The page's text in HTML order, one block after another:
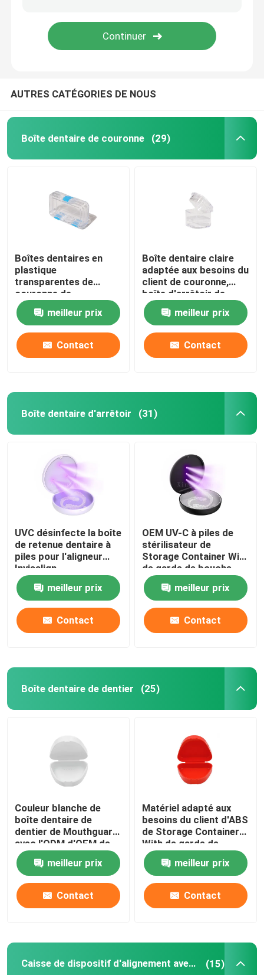
Maison
Produits
Au sujet de nous
Visite d'usine
Contrôle de qualité
Contactez-nous
Demandez une citation
Boîte dentaire de couronne
Boîte dentaire de dentier
AUTRES CATÉGORIES DE NOUS
Boîte dentaire de couronne (29)
Boîtes dentaires en
plastique
transparentes de
couronne de
laboratoire avec le
matériel de film de la
picoseconde TPU
meilleur prix
Contact
Boîte dentaire claire
adaptée aux besoins du
client de couronne,
boîte d'arrêtoir de
dents de 1 pouce pour
le laboratoire dentaire
meilleur prix
Contact
Boîte dentaire d'arrêtoir (31)
UVC désinfecte la boîte
de retenue dentaire à
piles pour l'aligneur
Invisalign
meilleur prix
Contact
OEM UV-C à piles de
stérilisateur de
Storage Container With
de garde de bouche
meilleur prix
Contact
Boîte dentaire de dentier (25)
Couleur blanche de
boîte dentaire de
dentier de Mouthguard
avec l'ODM d'OEM de
trous de conduit
meilleur prix
Contact
Matériel adapté aux
besoins du client d'ABS
de Storage Container
With de garde de
bouche de dentier
meilleur prix
Contact
Caisse de dispositif d'alignement avec le miroir (15)